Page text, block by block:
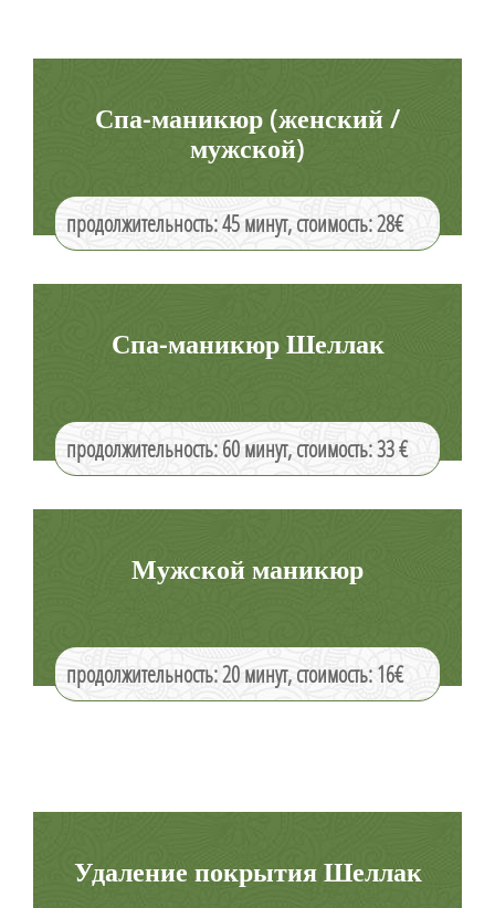
Спа-маникюр (женский /
мужской)
продолжительность: 45 минут, стоимость: 28€
Спа-маникюр Шеллак
продолжительность: 60 минут, стоимость: 33 €
Мужской маникюр
продолжительность: 20 минут, стоимость: 16€
Удаление покрытия Шеллак